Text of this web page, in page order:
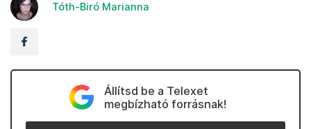
Tóth-Biró Marianna
Állítsd be a Telexet
megbízható forrásnak!